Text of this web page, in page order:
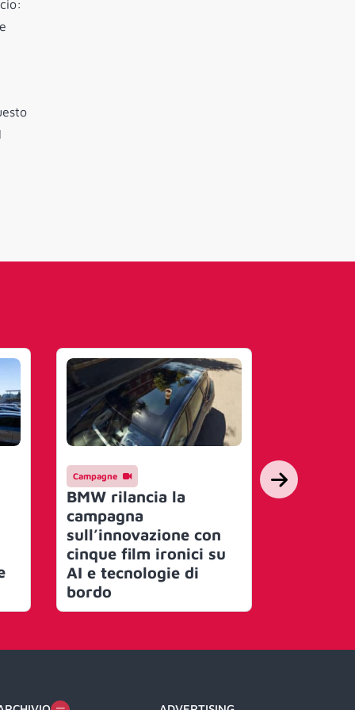
Campagne
BMW rilancia la
campagna
sull’innovazione con
cinque film ironici su
AI e tecnologie di
bordo
People
Ferrari,